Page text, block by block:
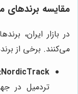
مقایسه برندهای
در بازار ایران،
می‌کنند. برخی از
NordicTrack:
تردمیل در